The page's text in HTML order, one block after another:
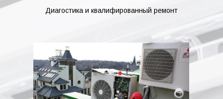
Диагостика и квалифированный ремонт